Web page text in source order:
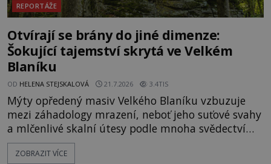
REPORTÁŽE
Otvírají se brány do jiné dimenze:
Šokující tajemství skrytá ve Velkém
Blaníku
OD HELENA STEJSKALOVÁ 21.7.2026 3.4TIS
Mýty opředený masiv Velkého Blaníku vzbuzuje
mezi záhadology mrazení, neboť jeho suťové svahy
a mlčenlivé skalní útesy podle mnoha svědectví
fungují jako anomální zóny, kde selhává lidské
vnímání času i prostoru. Geologické anomálie hory
ZOBRAZIT VÍCE